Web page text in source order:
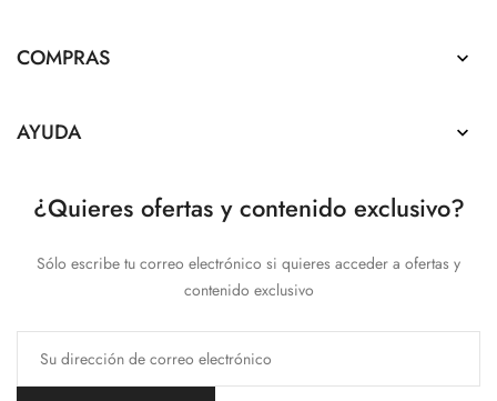
COMPRAS 
AYUDA 
¿Quieres ofertas y contenido exclusivo?
Sólo escribe tu correo electrónico si quieres acceder a ofertas y
contenido exclusivo